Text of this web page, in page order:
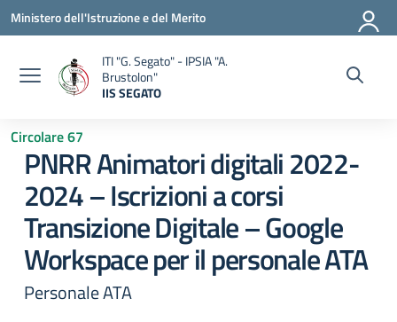
Vai ai contenuti
Vai al menu di navigazione
Vai al footer
Ministero dell'Istruzione e del Merito
ITI "G. Segato" - IPSIA "A.
Brustolon"
IIS SEGATO
Circolare 67
PNRR Animatori digitali 2022-
2024 – Iscrizioni a corsi
Transizione Digitale – Google
Workspace per il personale ATA
Personale ATA